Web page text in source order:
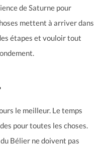
de Saturne pour
mettent à arriver dans
étapes et vouloir tout
le meilleur. Le temps
pour toutes les choses.
Bélier ne doivent pas